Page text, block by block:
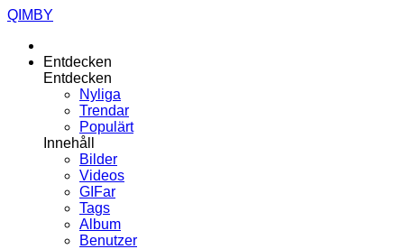
QIMBY
Entdecken
Entdecken
Nyliga
Trendar
Populärt
Innehåll
Bilder
Videos
GIFar
Tags
Album
Benutzer